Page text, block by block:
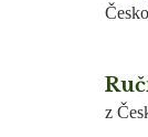
z